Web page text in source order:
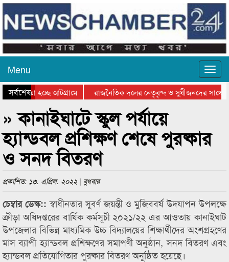
Menu
সর্বশেষ
যাওয়া হচ্ছে আটগ্রামে
রাজনৈতিক দলের নেতৃবৃন্দ ও সুধীজনদের সাথে
পুরস্কার বিতরণ সম্পন্ন
সিলেটে বাংলাদেশ গ্রুপ থিয়েটার ফেডারেশানের
» কানাইঘাটে স্কুল পর্যায়ে
হ্যান্ডবল প্রশিক্ষণ শেষে পুরষ্কার
ও সনদ বিতরণ
প্রকাশিত: ১৩. এপ্রিল. ২০২২ | বুধবার
চেম্বার ডেস্ক::স্বাধীনতার সুবর্ণ জয়ন্তী ও মুজিববর্ষ উদযাপন উপলক্ষে
ক্রীড়া অধিদপ্তরের বার্ষিক কর্মসূচী ২০২১/২২ এর আওতায় কানাইঘাট
উপজেলার বিভিন্ন মাধ্যমিক উচ্চ বিদ্যালয়ের শিক্ষার্থীদের অংশগ্রহণের
মাস ব্যাপী হ্যান্ডবল প্রশিক্ষণের সমাপণী অনুষ্ঠান, সনদ বিতরণ এবং
হ্যান্ডবল প্রতিযোগিতার পুরষ্কার বিতরণ অনুষ্ঠিত হয়েছে।